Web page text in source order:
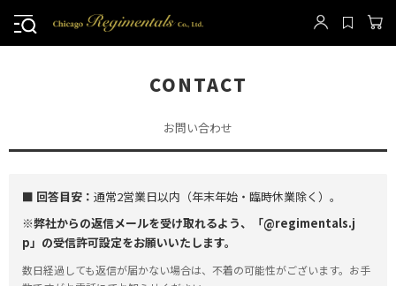
CONTACT
お問い合わせ
■ 回答目安： 通常2営業日以内（年末年始・臨時休業除く）。
※弊社からの返信メールを受け取れるよう、「@regimentals.j
p」の受信許可設定をお願いいたします。
数日経過しても返信が届かない場合は、不着の可能性がございます。お手